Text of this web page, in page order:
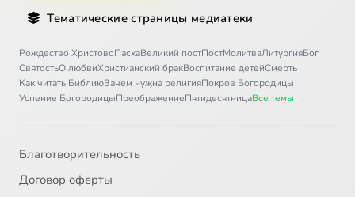
Тематические страницы медиатеки
Рождество ХристовоПасхаВеликий постПостМолитваЛитургияБог
СвятостьО любвиХристианский бракВоспитание детейСмерть
Как читать БиблиюЗачем нужна религияПокров Богородицы
Успение БогородицыПреображениеПятидесятницаВсе темы →
Благотворительность
Договор оферты